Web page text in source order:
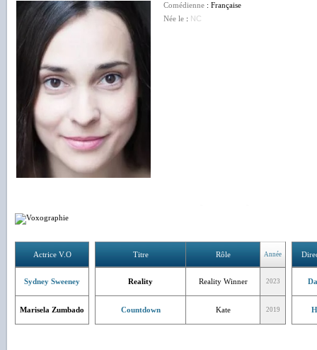
Comédienne : Française
Née le : NC
Actrice V.O Titre Rôle Année
Sydney Sweeney Reality Reality Winner 2023
Marisela Zumbado Countdown Kate 2019